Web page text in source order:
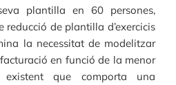
plantilla en 60 persones,
de plantilla d’exercicis
la necessitat de modelitzar
en funció de la menor
existent que comporta una